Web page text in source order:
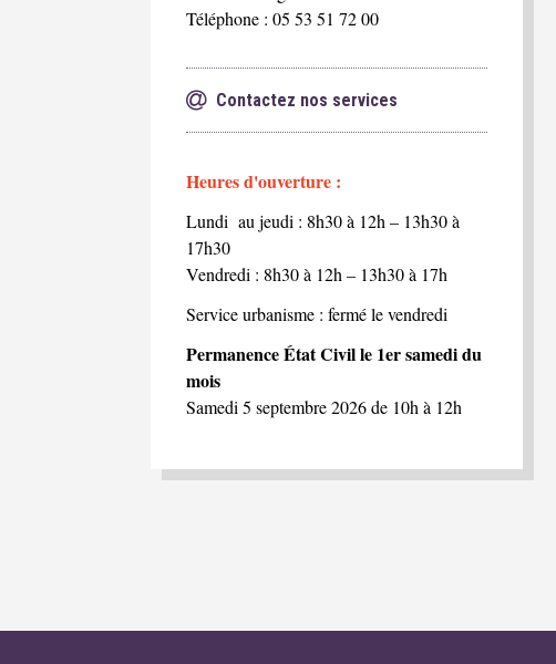
Téléphone : 05 53 51 72 00
Contactez nos services
Heures d'ouverture :
Lundi au jeudi : 8h30 à 12h – 13h30 à
17h30
Vendredi : 8h30 à 12h – 13h30 à 17h
Service urbanisme : fermé le vendredi
Permanence État Civil le 1er samedi du
mois
Samedi 5 septembre 2026 de 10h à 12h